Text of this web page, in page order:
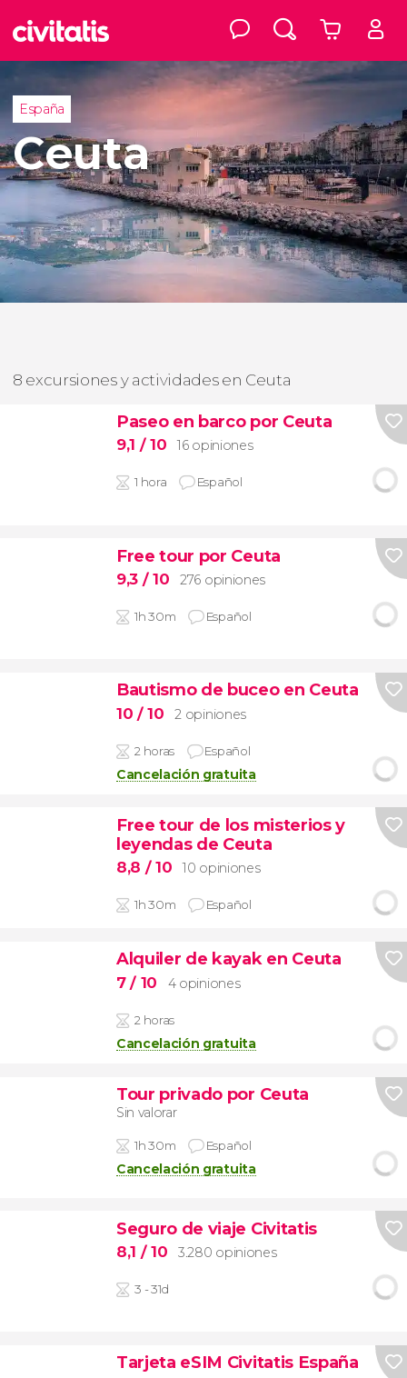
España
Ceuta
8 excursiones y actividades en Ceuta
Paseo en barco por Ceuta
9,1 / 10 16 opiniones
1 hora Español
Free tour por Ceuta
9,3 / 10 276 opiniones
1h 30m Español
Bautismo de buceo en Ceuta
10 / 10 2 opiniones
2 horas Español
Cancelación gratuita
Free tour de los misterios y
leyendas de Ceuta
8,8 / 10 10 opiniones
1h 30m Español
Alquiler de kayak en Ceuta
7/ 10 4 opiniones
2 horas
Cancelación gratuita
Tour privado por Ceuta
Sin valorar
1h 30m Español
Cancelación gratuita
Seguro de viaje Civitatis
8,1 / 10 3.280 opiniones
3 - 31d
Tarjeta eSIM Civitatis España